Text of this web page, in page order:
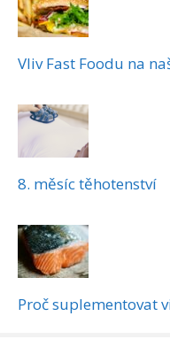
Vliv Fast Foodu na
8. měsíc těhotenství
Proč suplementovat